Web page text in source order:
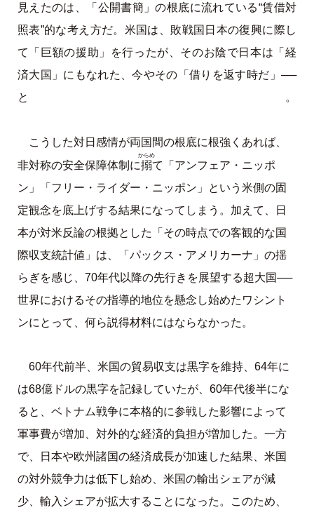
見えたのは、「公開書簡」の根底に流れている“賃借対
照表”的な考え方だ。米国は、敗戦国日本の復興に際し
て「巨額の援助」を行ったが、そのお陰で日本は「経
済大国」にもなれた、今やその「借りを返す時だ」──
と。
こうした対日感情が両国間の根底に根強くあれば、
非対称の安全保障体制に搦
からめ
て「アンフェア・ニッポ
ン」「フリー・ライダー・ニッポン」という米側の固
定観念を底上げする結果になってしまう。加えて、日
本が対米反論の根拠とした「その時点での客観的な国
際収支統計値」は、「パックス・アメリカーナ」の揺
らぎを感じ、70年代以降の先行きを展望する超大国──
世界におけるその指導的地位を懸念し始めたワシント
ンにとって、何ら説得材料にはならなかった。
60年代前半、米国の貿易収支は黒字を維持、64年に
は68億ドルの黒字を記録していたが、60年代後半にな
ると、ベトナム戦争に本格的に参戦した影響によって
軍事費が増加、対外的な経済的負担が増加した。一方
で、日本や欧州諸国の経済成長が加速した結果、米国
の対外競争力は低下し始め、米国の輸出シェアが減
少、輸入シェアが拡大することになった。このため、